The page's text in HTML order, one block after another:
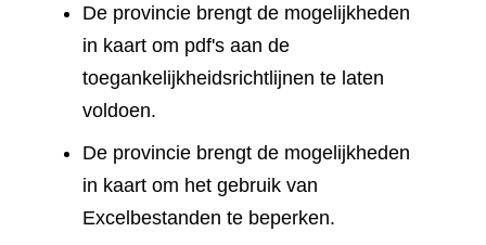
De provincie brengt de mogelijkheden
in kaart om pdf's aan de
toegankelijkheidsrichtlijnen te laten
voldoen.
De provincie brengt de mogelijkheden
in kaart om het gebruik van
Excelbestanden te beperken.